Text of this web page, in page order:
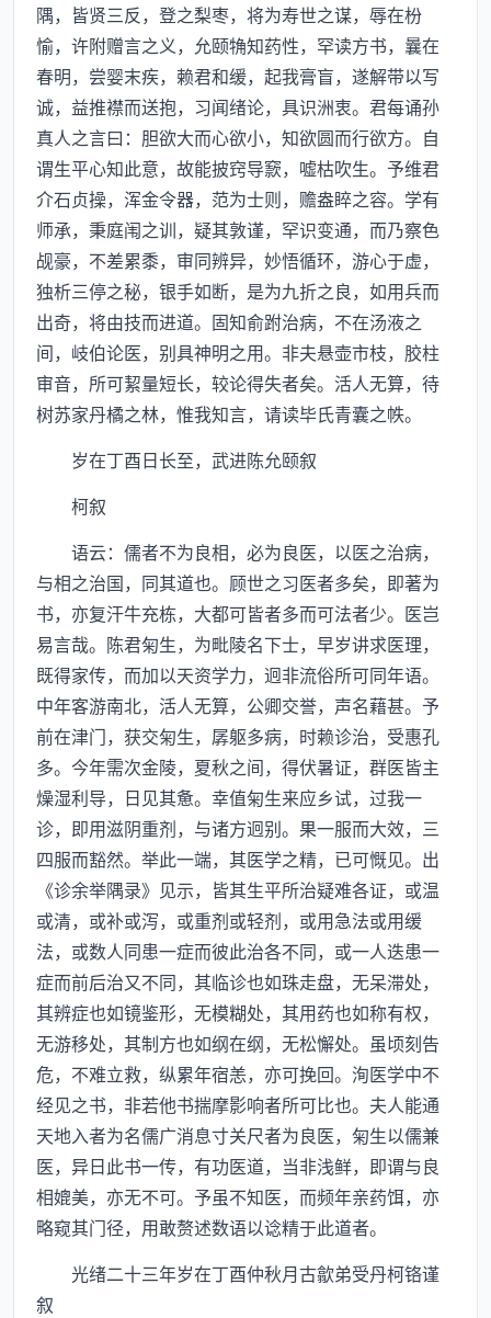
隅，皆贤三反，登之梨枣，将为寿世之谋，辱在枌
愉，许附赠言之义，允颐觕知药性，罕读方书，曩在
春明，尝婴末疾，赖君和缓，起我膏盲，遂解带以写
诚，益推襟而送抱，习闻绪论，具识洲衷。君每诵孙
真人之言曰：胆欲大而心欲小，知欲圆而行欲方。自
谓生平心知此意，故能披窍导窾，嘘枯吹生。予维君
介石贞操，浑金令器，范为士则，赡盎睟之容。学有
师承，秉庭闱之训，疑其敦谨，罕识变通，而乃察色
觇豪，不差累黍，审同辨异，妙悟循环，游心于虚，
独析三停之秘，银手如断，是为九折之良，如用兵而
出奇，将由技而进道。固知俞跗治病，不在汤液之
间，岐伯论医，别具神明之用。非夫悬壶市枝，胶柱
审音，所可絜量短长，较论得失者矣。活人无算，待
树苏家丹橘之林，惟我知言，请读毕氏青囊之帙。
岁在丁酉日长至，武进陈允颐叙
柯叙
语云：儒者不为良相，必为良医，以医之治病，
与相之治国，同其道也。顾世之习医者多矣，即著为
书，亦复汗牛充栋，大都可皆者多而可法者少。医岂
易言哉。陈君匊生，为毗陵名下士，早岁讲求医理，
既得家传，而加以天资学力，迥非流俗所可同年语。
中年客游南北，活人无算，公卿交誉，声名藉甚。予
前在津门，获交匊生，孱躯多病，时赖诊治，受惠孔
多。今年需次金陵，夏秋之间，得伏暑证，群医皆主
燥湿利导，日见其惫。幸值匊生来应乡试，过我一
诊，即用滋阴重剂，与诸方迥别。果一服而大效，三
四服而豁然。举此一端，其医学之精，已可慨见。出
《诊余举隅录》见示，皆其生平所治疑难各证，或温
或清，或补或泻，或重剂或轻剂，或用急法或用缓
法，或数人同患一症而彼此治各不同，或一人迭患一
症而前后治又不同，其临诊也如珠走盘，无呆滞处，
其辨症也如镜鉴形，无模糊处，其用药也如称有权，
无游移处，其制方也如纲在纲，无松懈处。虽顷刻告
危，不难立救，纵累年宿恙，亦可挽回。洵医学中不
经见之书，非若他书揣摩影响者所可比也。夫人能通
天地入者为名儒广消息寸关尺者为良医，匊生以儒兼
医，异日此书一传，有功医道，当非浅鲜，即谓与良
相媲美，亦无不可。予虽不知医，而频年亲药饵，亦
略窥其门径，用敢赘述数语以谂精于此道者。
光绪二十三年岁在丁酉仲秋月古歙弟受丹柯铬谨
叙